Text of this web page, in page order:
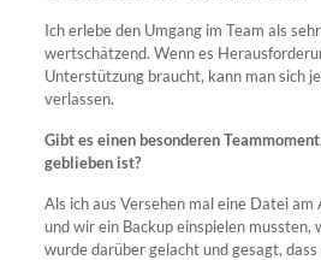
Ich erlebe den Umgang im Team als
wertschätzend. Wenn es
Unterstützung braucht, kann man sich
verlassen.
Gibt es einen besonderen
geblieben ist?
Als ich aus Versehen mal eine Datei
und wir ein Backup einspielen mussten,
wurde darüber gelacht und gesagt,